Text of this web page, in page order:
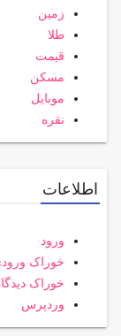
زمین
طلا
قیمت
مسکن
موبایل
نقره
اطلاعات
ورود
خوراک
خوراک
وردپرس